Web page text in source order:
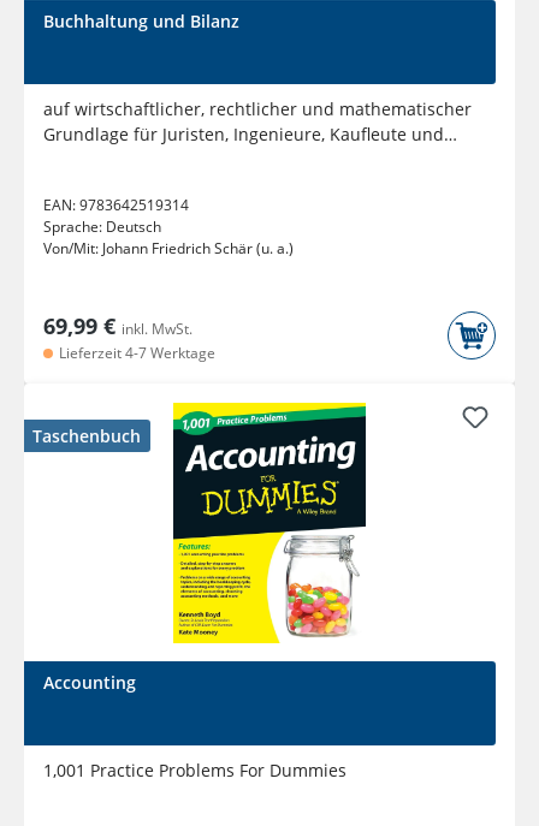
Buchhaltung und Bilanz
auf wirtschaftlicher, rechtlicher und mathematischer
Grundlage für Juristen, Ingenieure, Kaufleute und
EAN:9783642519314
Sprache: Deutsch
Von/Mit: Johann Friedrich Schär (u. a.)
69,99 € inkl. MwSt.
Lieferzeit 4-7 Werktage
Taschenbuch
Accounting
1,001 Practice Problems For Dummies